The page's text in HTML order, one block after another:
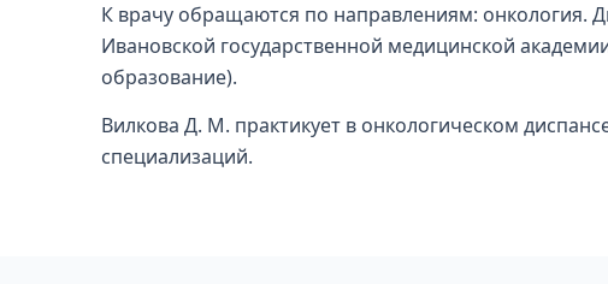
К врачу обращаются по направлениям: онкология.
Ивановской государственной медицинской
образование).
Вилкова Д. М. практикует в онкологическом
специализаций.